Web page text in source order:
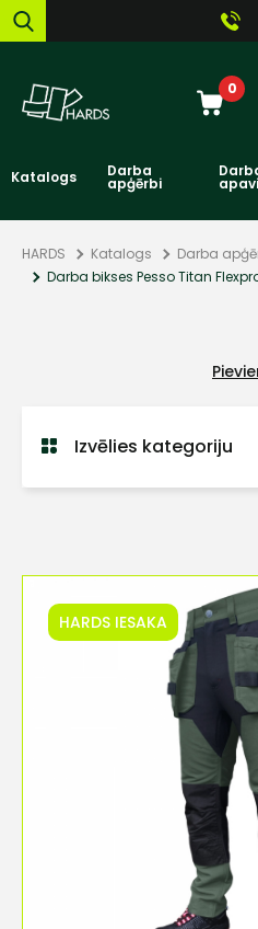
0
Katalogs Darba
apģērbi apavi
HARDS Katalogs Darba
Darba bikses Pesso Titan
Izvēlies kategoriju
HARDS IESAKA